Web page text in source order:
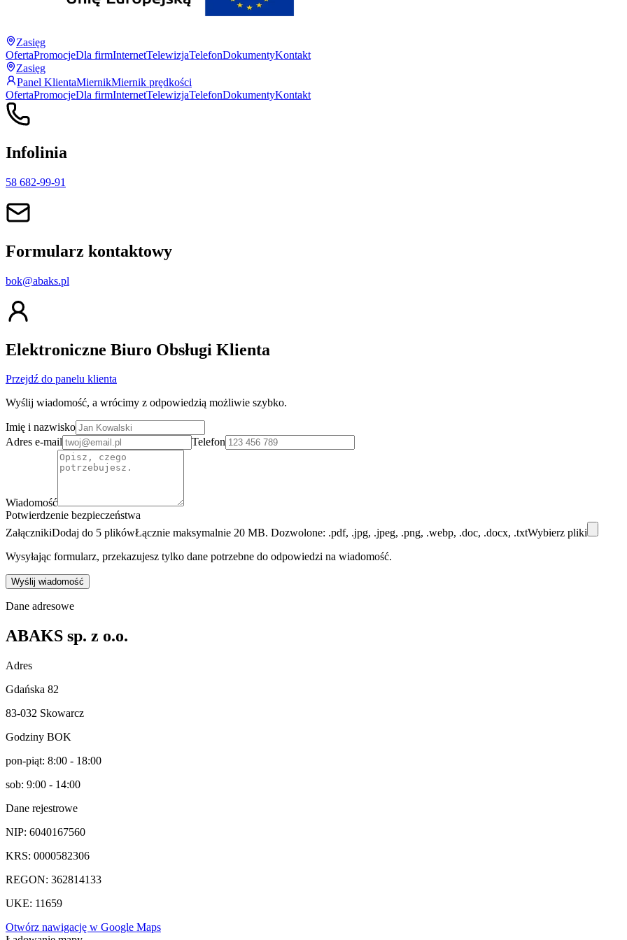
Zasięg
OfertaPromocjeDla firmInternetTelewizjaTelefonDokumentyKontakt
Zasięg
Panel KlientaMiernikMiernik prędkości
OfertaPromocjeDla firmInternetTelewizjaTelefonDokumentyKontakt
Infolinia
58 682-99-91
Formularz kontaktowy
bok@abaks.pl
Elektroniczne Biuro Obsługi Klienta
Przejdź do panelu klienta
Wyślij wiadomość, a wrócimy z odpowiedzią możliwie szybko.
Imię i nazwisko
Adres e-mail
Telefon
Wiadomość
Potwierdzenie bezpieczeństwa
ZałącznikiDodaj do 5 plikówŁącznie maksymalnie 20 MB. Dozwolone: .pdf, .jpg, .jpeg, .png, .webp, .doc, .docx, .txtWybierz pliki
Wysyłając formularz, przekazujesz tylko dane potrzebne do odpowiedzi na wiadomość.
Wyślij wiadomość
Dane adresowe
ABAKS sp. z o.o.
Adres
Gdańska 82
83-032 Skowarcz
Godziny BOK
pon-piąt: 8:00 - 18:00
sob: 9:00 - 14:00
Dane rejestrowe
NIP: 6⁠0⁠4⁠0⁠1⁠6⁠7⁠5⁠6⁠0
KRS: 0⁠0⁠0⁠0⁠5⁠8⁠2⁠3⁠0⁠6
REGON: 3⁠6⁠2⁠8⁠1⁠4⁠1⁠3⁠3
UKE: 1⁠1⁠6⁠5⁠9
Otwórz nawigację w Google Maps